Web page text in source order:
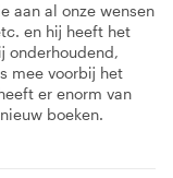
aan al onze wensen
en hij heeft het
onderhoudend,
mee voorbij het
er enorm van
boeken.